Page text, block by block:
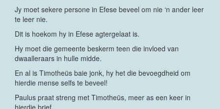
Jy moet sekere persone in Efese beveel om nie ‘n ander leer
te leer nie.
Dit is hoekom hy in Efese agtergelaat is.
Hy moet die gemeente beskerm teen die invloed van
dwaalleraars in hulle midde.
En al is Timotheüs baie jonk, hy het die bevoegdheid om
hierdie mense selfs te beveel!
Paulus praat streng met Timotheüs, meer as een keer in
hierdie brief.